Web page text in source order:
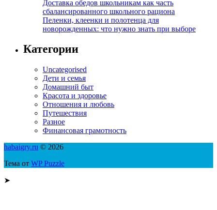
Доставка обедов школьникам как часть
сбалансированного школьного рациона
Пеленки, клеенки и полотенца для
новорожденных: что нужно знать при выборе
Категории
Uncategorised
Дети и семья
Домашний быт
Красота и здоровье
Отношения и любовь
Путешествия
Разное
Финансовая грамотность
habaigry.ru © 2026
Тема от WP Puzzle
➤